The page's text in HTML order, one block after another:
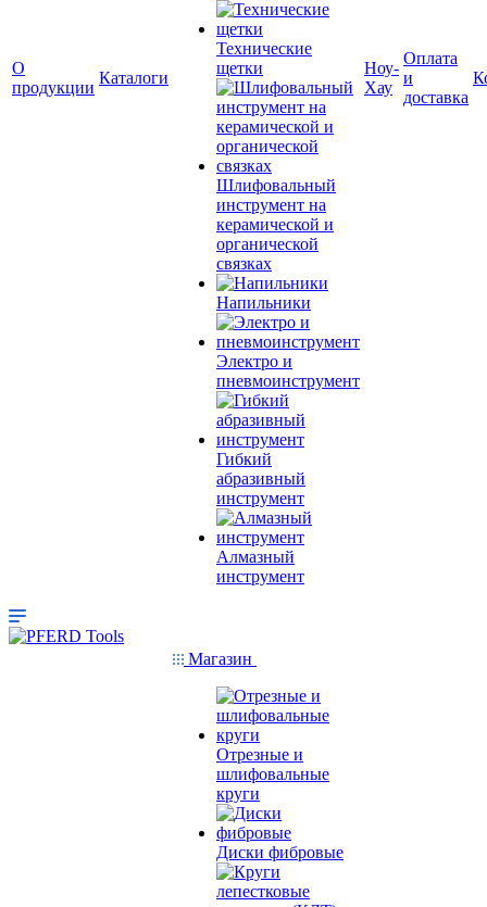
О
продукции
Каталоги
Технические
щетки
Шлифовальный
инструмент на
керамической и
органической
связках
Напильники
Электро и
пневмоинструмент
Гибкий
абразивный
инструмент
Алмазный
инструмент
Ноу-
Хау
Оплата
и
доставка
Магазин
Отрезные и
шлифовальные
круги
Диски фибровые